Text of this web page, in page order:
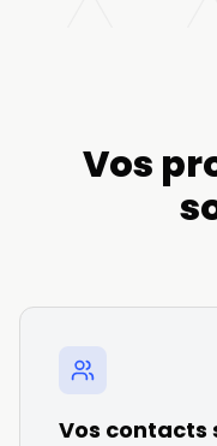
Vos
Vos contacts